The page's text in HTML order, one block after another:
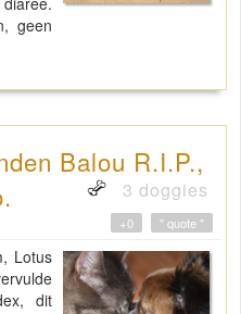
geen
Balou R.I.P.,
3 doggies
" quote "
+0
Lotus
dit